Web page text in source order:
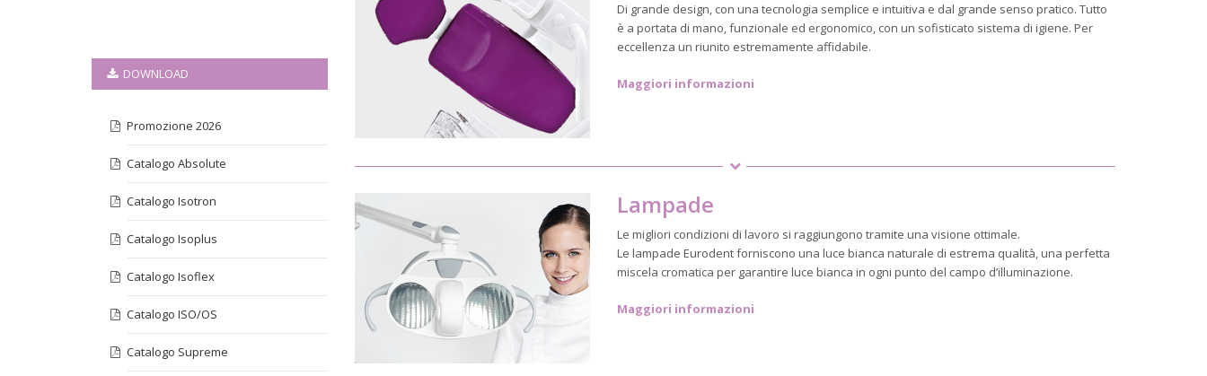
DOWNLOAD
Promozione 2026
Catalogo Absolute
Catalogo Isotron
Catalogo Isoplus
Catalogo Isoflex
Catalogo ISO/OS
Catalogo Supreme
Di grande design, con una tecnologia semplice e intuitiva e dal grande senso pratico. Tutto
è a portata di mano, funzionale ed ergonomico, con un sofisticato sistema di igiene. Per
eccellenza un riunito estremamente affidabile.
Maggiori informazioni
Lampade
Le migliori condizioni di lavoro si raggiungono tramite una visione ottimale.
Le lampade Eurodent forniscono una luce bianca naturale di estrema qualità, una perfetta
miscela cromatica per garantire luce bianca in ogni punto del campo d’illuminazione.
Maggiori informazioni